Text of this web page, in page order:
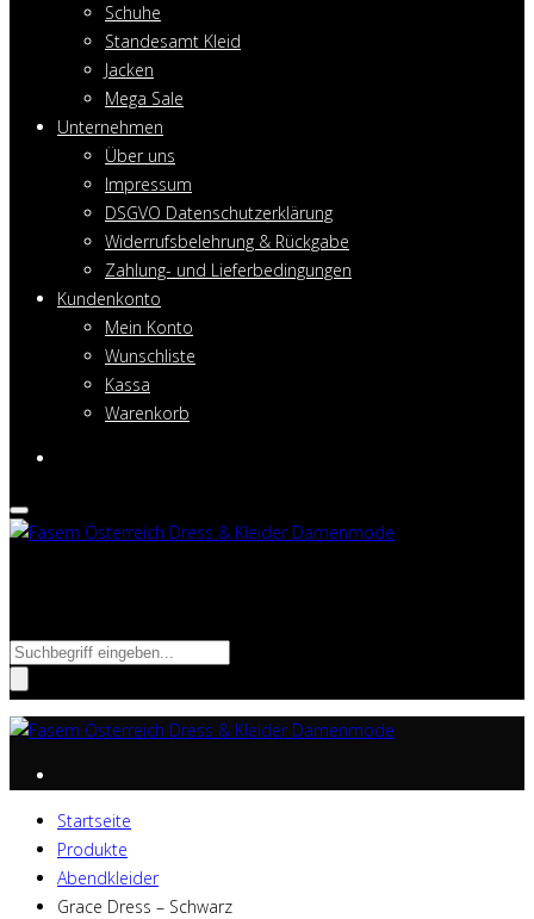
Schuhe
Standesamt Kleid
Jacken
Mega Sale
Unternehmen
Über uns
Impressum
DSGVO Datenschutzerklärung
Widerrufsbelehrung & Rückgabe
Zahlung- und Lieferbedingungen
Kundenkonto
Mein Konto
Wunschliste
Kassa
Warenkorb
Startseite
Produkte
Abendkleider
Grace Dress – Schwarz